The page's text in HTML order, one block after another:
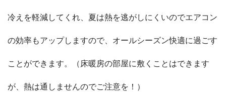
冷えを軽減してくれ、夏は熱を逃がしにくいのでエアコン
の効率もアップしますので、オールシーズン快適に過ごす
ことができます。（床暖房の部屋に敷くことはできます
が、熱は通しませんのでご注意を！）